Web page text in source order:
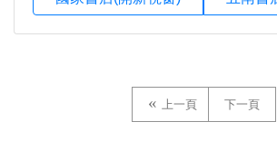
上一頁 下一頁